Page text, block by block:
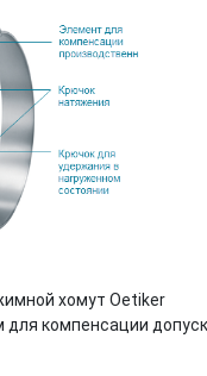
хомут Oetiker
для компенсации